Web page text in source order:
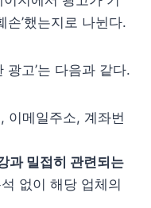
손’했는지로 나뉜다.
광고’는 다음과 같다.
이메일주소, 계좌번
과 밀접히 관련되는
없이 해당 업체의